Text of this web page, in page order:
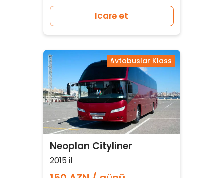
Icarə et
Avtobuslar Klass
Neoplan Cityliner
2015 il